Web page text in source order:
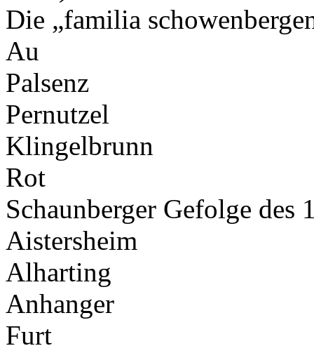
Die „familia
Au
Palsenz
Pernutzel
Klingelbrunn
Rot
Schaunberger Gefolge des
Aistersheim
Alharting
Anhanger
Furt